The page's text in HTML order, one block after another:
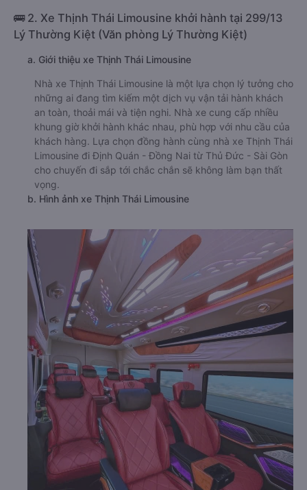
🚌 2. Xe Thịnh Thái Limousine khởi hành tại 299/13
Lý Thường Kiệt (Văn phòng Lý Thường Kiệt)
a. Giới thiệu xe Thịnh Thái Limousine
Nhà xe Thịnh Thái Limousine là một lựa chọn lý tưởng cho
những ai đang tìm kiếm một dịch vụ vận tải hành khách
an toàn, thoải mái và tiện nghi. Nhà xe cung cấp nhiều
khung giờ khởi hành khác nhau, phù hợp với nhu cầu của
khách hàng. Lựa chọn đồng hành cùng nhà xe Thịnh Thái
Limousine đi Định Quán - Đồng Nai từ Thủ Đức - Sài Gòn
cho chuyến đi sắp tới chắc chắn sẽ không làm bạn thất
vọng.
b. Hình ảnh xe Thịnh Thái Limousine